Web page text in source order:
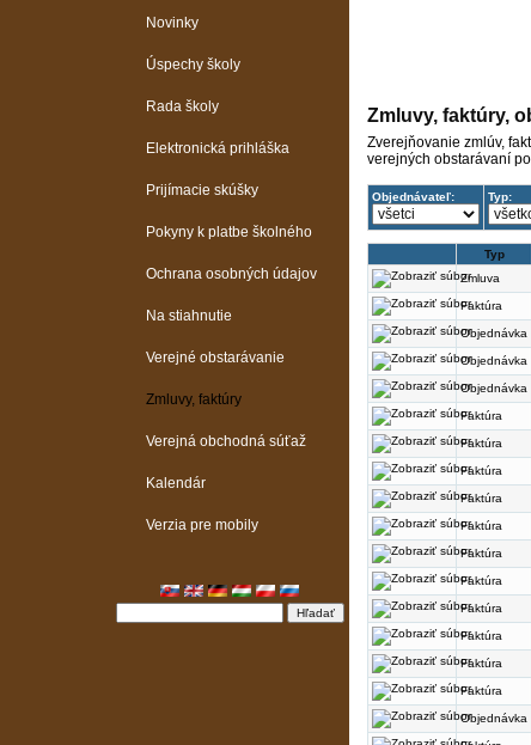
Novinky
Úspechy školy
Rada školy
Elektronická prihláška
Prijímacie skúšky
Pokyny k platbe školného
Ochrana osobných údajov
Na stiahnutie
Verejné obstarávanie
Zmluvy, faktúry
Verejná obchodná súťaž
Kalendár
Verzia pre mobily
Zmluvy, faktúry,
Zverejňovanie zmlúv,
verejných obstarávaní
Objednávateľ: Typ:
Typ
Zmluva
Faktúra
Objednávka
Objednávka
Objednávka
Faktúra
Faktúra
Faktúra
Faktúra
Faktúra
Faktúra
Faktúra
Faktúra
Faktúra
Faktúra
Faktúra
Objednávka